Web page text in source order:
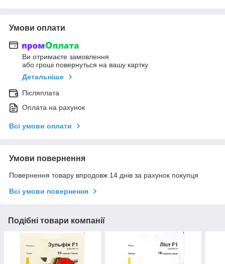
Умови оплати
Ви отримаєте замовлення
або гроші повернуться на вашу картку
Детальніше
Післяплата
Оплата на рахунок
Всі умови оплати
Умови повернення
Повернення товару впродовж 14 днів за рахунок покупця
Всі умови повернення
Подібні товари компанії